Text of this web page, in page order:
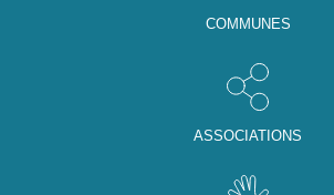
COMMUNES
ASSOCIATIONS